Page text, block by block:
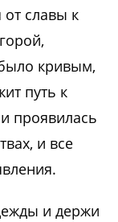
от славы к
кривым,
путь к
проявилась
и все
и держи